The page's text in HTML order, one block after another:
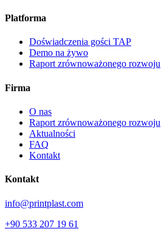
Platforma
Doświadczenia gości TAP
Demo na żywo
Raport zrównoważonego rozwoju
Firma
O nas
Raport zrównoważonego rozwoju
Aktualności
FAQ
Kontakt
Kontakt
info@printplast.com
+90 533 207 19 61